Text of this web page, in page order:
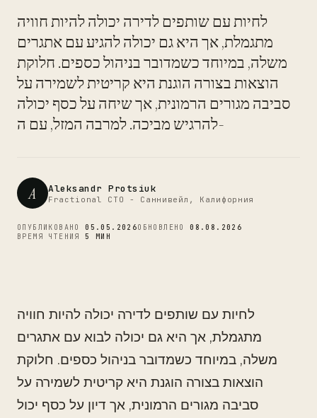
לחיות עם שותפים לדירה יכולה להיות חוויה
מתגמלת, אך היא גם יכולה להגיע עם אתגרים
משלה, במיוחד כשמדובר בניהול כספים. חלוקת
הוצאות בצורה הוגנת היא קריטית לשמירה על
סביבה מגורים הרמונית, אך שיחה על כסף יכולה
להרגיש מביכה. למרבה המזל, עם ה-
A Aleksandr Protsiuk
Fractional CTO - Саннивейл, Калифорния
ОПУБЛИКОВАНО05.05.2026ОБНОВЛЕНО08.08.2026
ВРЕМЯ ЧТЕНИЯ5 МИН
לחיות עם שותפים לדירה יכולה להיות חוויה
מתגמלת, אך היא גם יכולה לבוא עם אתגרים
משלה, במיוחד כשמדובר בניהול כספים. חלוקת
הוצאות בצורה הוגנת היא קריטית לשמירה על
סביבה מגורים הרמונית, אך דיון על כסף יכול